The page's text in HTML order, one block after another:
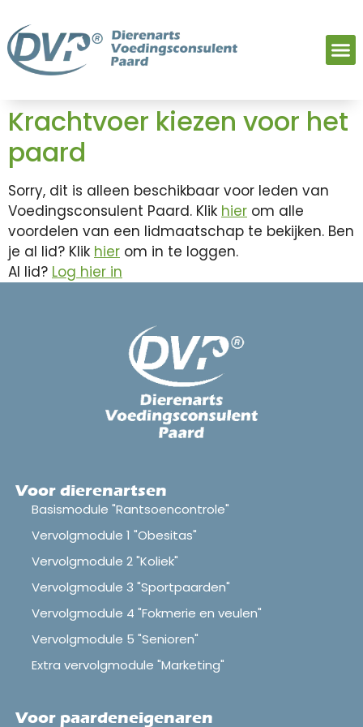
Krachtvoer kiezen voor het
paard
Sorry, dit is alleen beschikbaar voor leden van
Voedingsconsulent Paard. Klik hier om alle
voordelen van een lidmaatschap te bekijken. Ben
je al lid? Klik hier om in te loggen.
Al lid? Log hier in
Voor dierenartsen
Basismodule "Rantsoencontrole"
Vervolgmodule 1 "Obesitas"
Vervolgmodule 2 "Koliek"
Vervolgmodule 3 "Sportpaarden"
Vervolgmodule 4 "Fokmerie en veulen"
Vervolgmodule 5 "Senioren"
Extra vervolgmodule "Marketing"
Voor paardeneigenaren